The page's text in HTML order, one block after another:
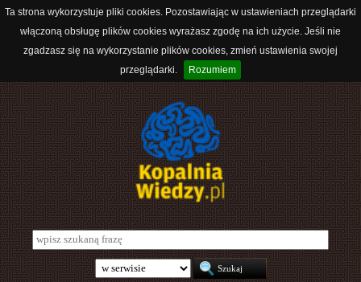
Ta strona wykorzystuje pliki cookies. Pozostawiając w ustawieniach przeglądarki
włączoną obsługę plików cookies wyrażasz zgodę na ich użycie. Jeśli nie
zgadzasz się na wykorzystanie plików cookies, zmień ustawienia swojej
przeglądarki.
Rozumiem